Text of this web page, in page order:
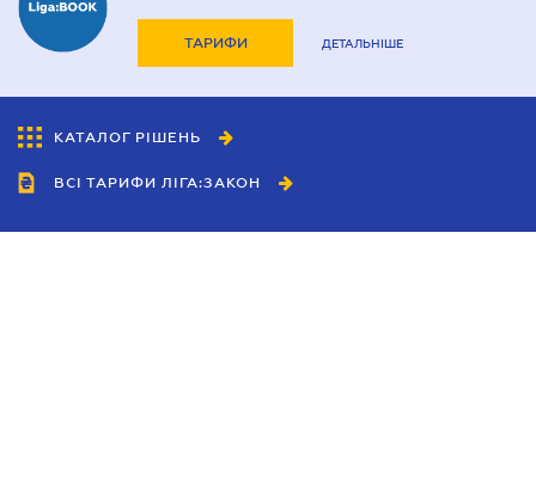
ТАРИФИ ДЕТАЛЬНІШЕ
КАТАЛОГ РІШЕНЬ
ВСІ ТАРИФИ ЛІГА:ЗАКОН